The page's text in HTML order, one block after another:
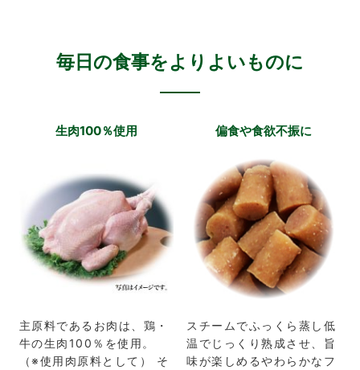
毎日の食事をよりよいものに
生肉100％使用
主原料であるお肉は、鶏・
牛の生肉100％を使用。
（※使用肉原料として） そ
偏食や食欲不振に
スチームでふっくら蒸し低
温でじっくり熟成させ、旨
味が楽しめるやわらかなフ